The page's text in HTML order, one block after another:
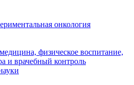
онкология
физическое воспитание,
и врачебный контроль